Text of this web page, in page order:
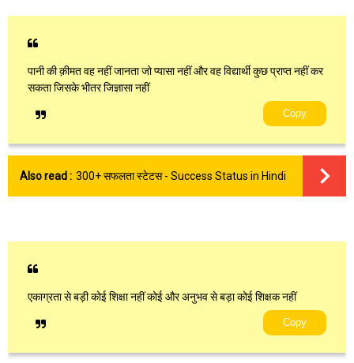
पानी की क़ीमत वह नहीं जानता जो प्यासा नहीं और वह विद्यार्थी कुछ प्राप्त नहीं कर
सकता जिसके भीतर जिज्ञासा नहीं
Copy
Also read : 300+ सफलता स्टेटस - Success Status in Hindi
एकाग्रता से बड़ी कोई शिक्षा नहीं कोई और अनुभव से बड़ा कोई शिक्षक नहीं
Copy